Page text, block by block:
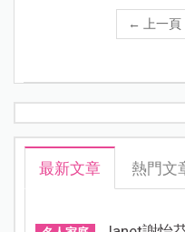
← 上一頁
最新文章 熱門文